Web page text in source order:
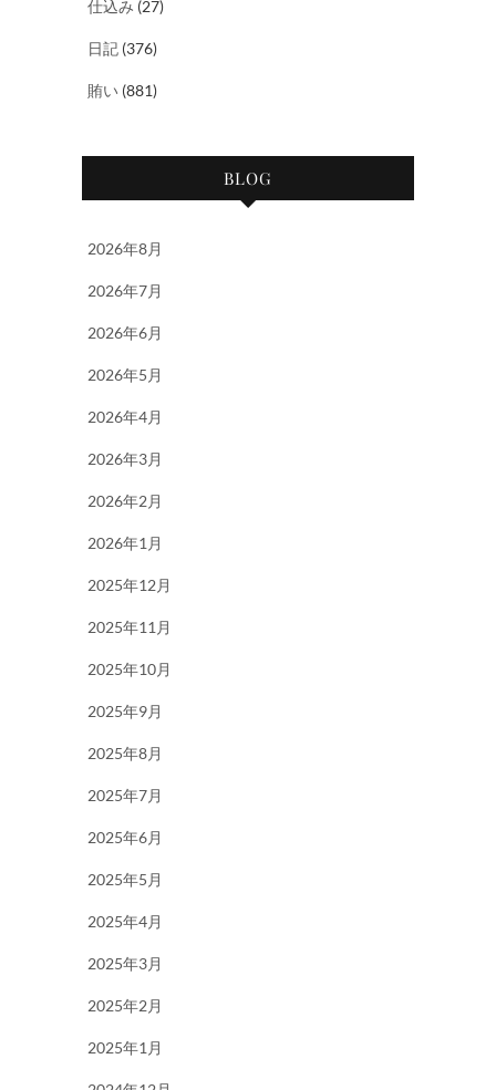
仕込み (27)
日記 (376)
賄い (881)
BLOG
2026年8月
2026年7月
2026年6月
2026年5月
2026年4月
2026年3月
2026年2月
2026年1月
2025年12月
2025年11月
2025年10月
2025年9月
2025年8月
2025年7月
2025年6月
2025年5月
2025年4月
2025年3月
2025年2月
2025年1月